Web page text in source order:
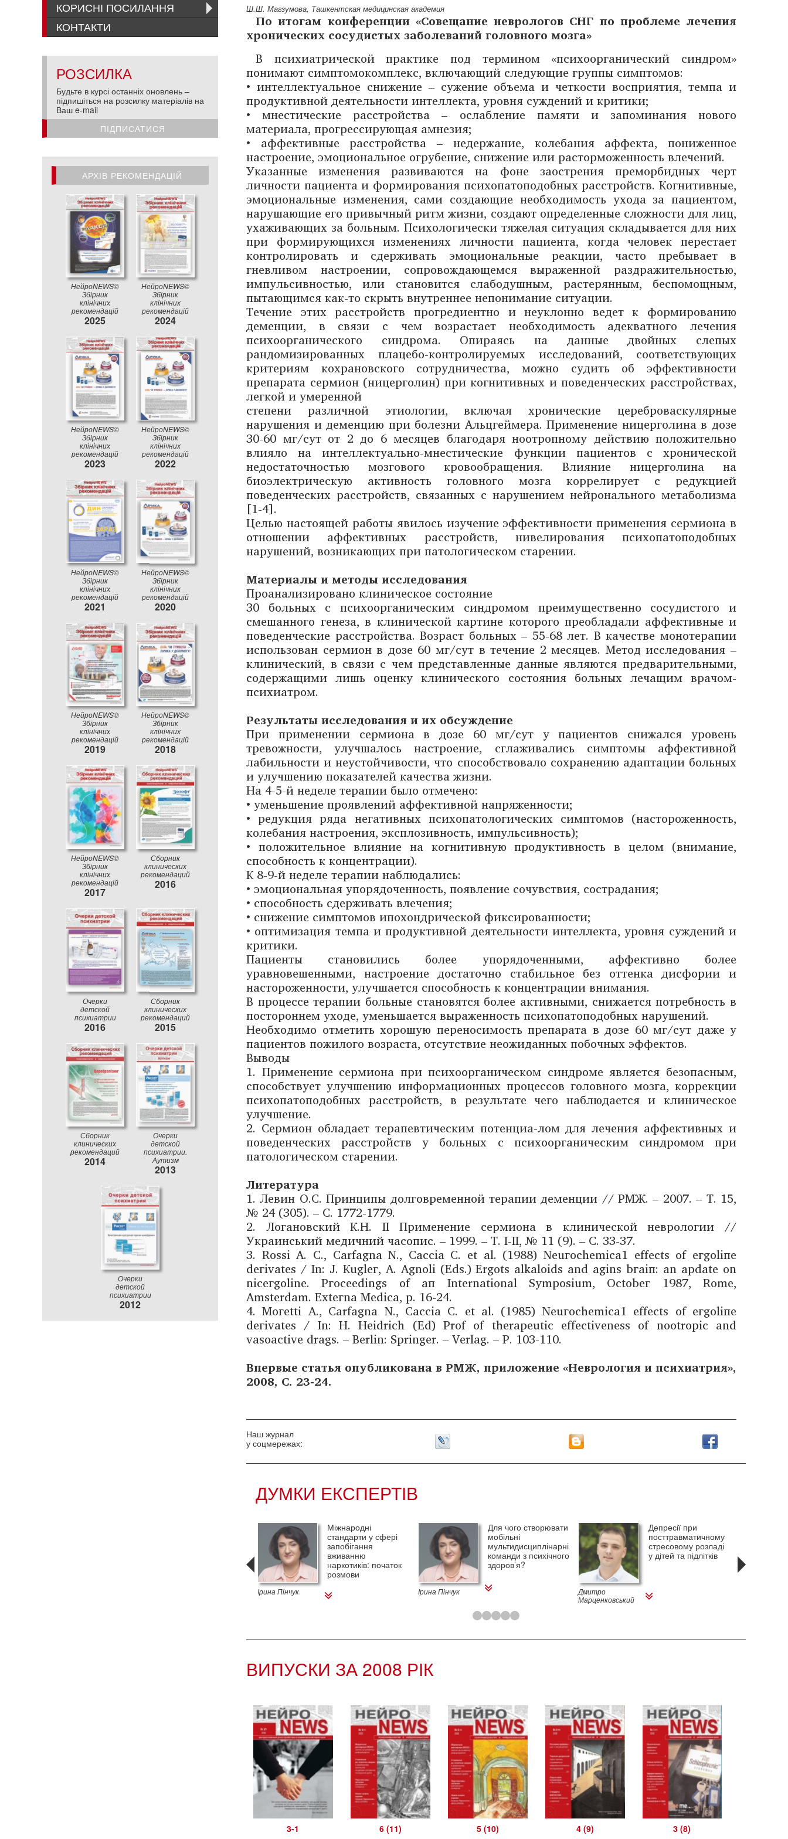
Ш.Ш. Магзумова, Ташкентская медицинская академия
По итогам конференции «Совещание неврологов СНГ по проблеме лечения
хронических сосудистых заболеваний головного мозга»
В психиатрической практике под термином «психоорганический синдром»
понимают симптомокомплекс, включающий следующие группы симптомов:
• интеллектуальное снижение – сужение объема и четкости восприятия, темпа и
продуктивной деятельности интеллекта, уровня суждений и критики;
• мнестические расстройства – ослабление памяти и запоминания нового
материала, прогрессирующая амнезия;
• аффективные расстройства – недержание, колебания аффекта, пониженное
настроение, эмоциональное огрубение, снижение или расторможенность влечений.
Указанные изменения развиваются на фоне заострения преморбидных черт
личности пациента и формирования психопатоподобных расстройств. Когнитивные,
эмоциональные изменения, сами создающие необходимость ухода за пациентом,
нарушающие его привычный ритм жизни, создают определенные сложности для лиц,
ухаживающих за больным. Психологически тяжелая ситуация складывается для них
при формирующихся изменениях личности пациента, когда человек перестает
контролировать и сдерживать эмоциональные реакции, часто пребывает в
гневливом настроении, сопровождающемся выраженной раздражительностью,
импульсивностью, или становится слабодушным, растерянным, беспомощным,
пытающимся как-то скрыть внутреннее непонимание ситуации.
Течение этих расстройств прогредиентно и неуклонно ведет к формированию
деменции, в связи с чем возрастает необходимость адекватного лечения
психоорганического синдрома. Опираясь на данные двойных слепых
рандомизированных плацебо-контролируемых исследований, соответствующих
критериям кохрановского сотрудничества, можно судить об эффективности
препарата сермион (ницерголин) при когнитивных и поведенческих расстройствах,
легкой и умеренной
степени различной этиологии, включая хронические цереброваскулярные
нарушения и деменцию при болезни Альцгеймера. Применение ницерголина в дозе
30-60 мг/сут от 2 до 6 месяцев благодаря ноотропному действию положительно
влияло на интеллектуально-мнестические функции пациентов с хронической
недостаточностью мозгового кровообращения. Влияние ницерголина на
биоэлектрическую активность головного мозга коррелирует с редукцией
поведенческих расстройств, связанных с нарушением нейронального метаболизма
[1-4].
Целью настоящей работы явилось изучение эффективности применения сермиона в
отношении аффективных расстройств, нивелирования психопатоподобных
нарушений, возникающих при патологическом старении.
Материалы и методы исследования
Проанализировано клиническое состояние
30 больных с психоорганическим синдромом преимущественно сосудистого и
смешанного генеза, в клинической картине которого преобладали аффективные и
поведенческие расстройства. Возраст больных – 55-68 лет. В качестве монотерапии
использован сермион в дозе 60 мг/сут в течение 2 месяцев. Метод исследования –
клинический, в связи с чем представленные данные являются предварительными,
содержащими лишь оценку клинического состояния больных лечащим врачом-
психиатром.
Результаты исследования и их обсуждение
При применении сермиона в дозе 60 мг/сут у пациентов снижался уровень
тревожности, улучшалось настроение, сглаживались симптомы аффективной
лабильности и неустойчивости, что способствовало сохранению адаптации больных
и улучшению показателей качества жизни.
На 4-5-й неделе терапии было отмечено:
• уменьшение проявлений аффективной напряженности;
• редукция ряда негативных психопатологических симптомов (настороженность,
колебания настроения, эксплозивность, импульсивность);
• положительное влияние на когнитивную продуктивность в целом (внимание,
способность к концентрации).
К 8-9-й неделе терапии наблюдались:
• эмоциональная упорядоченность, появление сочувствия, сострадания;
• способность сдерживать влечения;
• снижение симптомов ипохондрической фиксированности;
• оптимизация темпа и продуктивной деятельности интеллекта, уровня суждений и
критики.
Пациенты становились более упорядоченными, аффективно более
уравновешенными, настроение достаточно стабильное без оттенка дисфории и
настороженности, улучшается способность к концентрации внимания.
В процессе терапии больные становятся более активными, снижается потребность в
постороннем уходе, уменьшается выраженность психопатоподобных нарушений.
Необходимо отметить хорошую переносимость препарата в дозе 60 мг/сут даже у
пациентов пожилого возраста, отсутствие неожиданных побочных эффектов.
Выводы
1. Применение сермиона при психоорганическом синдроме является безопасным,
способствует улучшению информационных процессов головного мозга, коррекции
психопатоподобных расстройств, в результате чего наблюдается и клиническое
улучшение.
2. Сермион обладает терапевтическим потенциа-лом для лечения аффективных и
поведенческих расстройств у больных с психоорганическим синдромом при
патологическом старении.
Литература
1. Левин О.С. Принципы долговременной терапии деменции // РМЖ. – 2007. – Т. 15,
№ 24 (305). – С. 1772-1779.
2. Логановский К.Н. II Применение сермиона в клинической неврологии //
Украинський медичний часопис. – 1999. – Т. I-II, № 11 (9). – С. 33-37.
3. Rоssi А. С., Саrfаgna N., Сассiа С. еt аl. (1988) Nеuгосhеmiса1 еffесts оf егgоliпе
dегivаtеs / In: J. Кuglег, А. Аgnоli (Еds.) Еrgots аlkаlоids аnd аgins bгаiп: аn aрdаtе оn
niсегgоlinе. Ргосееdings оf ап Internаtiоnаl Symроsium, Осtоbег 1987, Rome,
Аmsterdam. Ехtегnа Меdiса, р. 16-24.
4. Могеtti А., Саrfаgnа N., Сассiа С. еt аl. (1985) Nеuгосhеmiса1 еffесts оf егgоliпе
dегivаtеs / In: H. Heidrich (Ed) Prof of therapeutic effectiveness of nootropic and
vasoactive drags. – Berlin: Springer. – Verlag. – P. 103-110.
Впервые статья опубликована в РМЖ, приложение «Неврология и психиатрия»,
2008, С. 23-24.
Наш журнал
у соцмережах:
ДУМКИ ЕКСПЕРТІВ
Ірина Пінчук
Міжнародні
стандарти у сфері
запобігання
вживанню
наркотиків: початок
розмови
Ірина Пінчук
Для чого створювати
мобільні
мультидисциплінарні
команди з психічного
здоров’я?
Дмитро
Марценковський
Депресії при
посттравматичному
стресовому розладі
у дітей та підлітків
ВИПУСКИ ЗА 2008 РІК
3-1 6 (11) 5 (10) 4 (9) 3 (8)
КОРИСНІ ПОСИЛАННЯ
КОНТАКТИ
РОЗСИЛКА
Будьте в курсі останніх оновлень –
підпишіться на розсилку матеріалів на
Ваш e-mail
ПІДПИСАТИСЯ
АРХІВ РЕКОМЕНДАЦІЙ
АРХІВ РЕКОМЕНДАЦІЙ
НейроNEWS©
Збірник
клінічних
рекомендацій
2025
НейроNEWS©
Збірник
клінічних
рекомендацій
2024
НейроNEWS©
Збірник
клінічних
рекомендацій
2023
НейроNEWS©
Збірник
клінічних
рекомендацій
2022
НейроNEWS©
Збірник
клінічних
рекомендацій
2021
НейроNEWS©
Збірник
клінічних
рекомендацій
2020
НейроNEWS©
Збірник
клінічних
рекомендацій
2019
НейроNEWS©
Збірник
клінічних
рекомендацій
2018
НейроNEWS©
Збірник
клінічних
рекомендацій
2017
Сборник
клинических
рекомендаций
2016
Очерки
детской
психиатрии
2016
Сборник
клинических
рекомендаций
2015
Сборник
клинических
рекомендаций
2014
Очерки
детской
психиатрии.
Аутизм
2013
Очерки
детской
психиатрии
2012